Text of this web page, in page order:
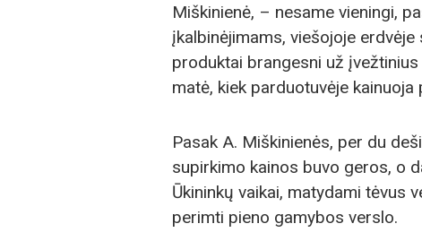
Miškinienė, – nesame vieningi,
įkalbinėjimams, viešojoje
produktai brangesni už
matė, kiek parduotuvėje kainuoja
Pasak A. Miškinienės, per du
supirkimo kainos buvo geros, o
Ūkininkų vaikai, matydami tėvus
perimti pieno gamybos verslo.